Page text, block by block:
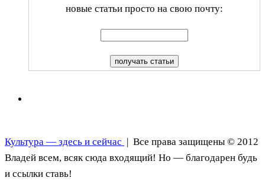
новые статьи просто на свою почту:
Культура — здесь и сейчас | Все права защищены © 2012
Владей всем, всяк сюда входящий! Но — благодарен будь
и ссылки ставь!